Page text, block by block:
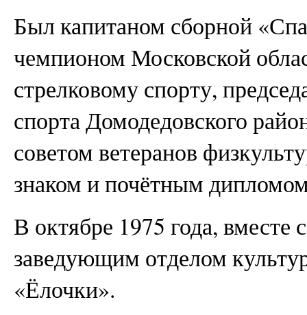
Был капитаном сборной
чемпионом Московской
стрелковому спорту,
спорта Домодедовского
советом ветеранов
знаком и почётным
В октябре 1975 года,
заведующим отделом
«Ёлочки».